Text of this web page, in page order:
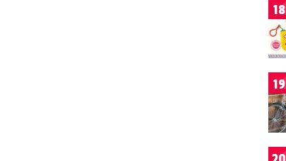
18
19